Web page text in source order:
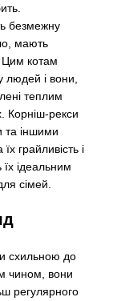
безмежну
мають
котам
людей і вони,
теплим
Корніш-рекси
та іншими
грайливість і
їх ідеальним
сімей.
схильною до
чином, вони
регулярного